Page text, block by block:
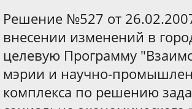
Решение №527 от
внесении изменений в
целевую Программу
мэрии и научно-
комплекса по решению